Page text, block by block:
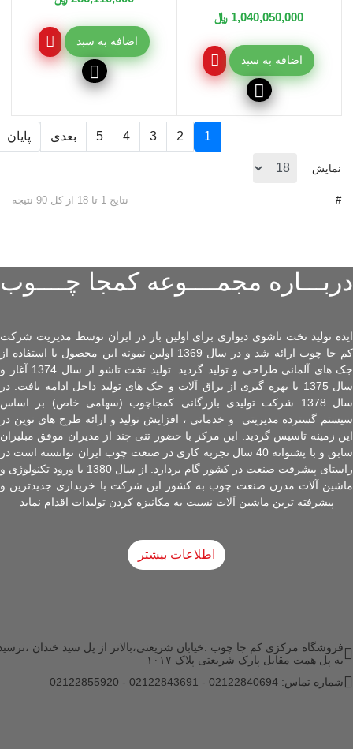
1,040,050,000 ﷼
اضافه به سبد
اضافه به سبد
نمایش
#
1
2
3
4
5 بعدی پایان
نتایج 1 تا 18 از کل 90 نتیجه
دربـــاره مجمــــوعه کمجا چــــوب
ایده تولید تخت تاشوی دیواری برای اولین بار در ایران توسط مدیریت شرکت
کم جا چوب ارائه شد و در سال 1369 اولین نمونه این محصول با استفاده از
جک های آلمانی طراحی و تولید گردید. تولید تخت تاشو از سال 1374 آغاز و
سال 1375 با بهره گیری از یراق آلات و جک های تولید داخل ادامه یافت. در
سال 1378 شرکت تولیدی بازرگانی کمجاچوب (سهامی خاص) بر اساس
سیستم گسترده مدیریتی و خدماتی ، افزایش تولید و ارائه طرح های نوین در
این زمینه تاسیس گردید. این مرکز با حضور تنی چند از مدیران موفق مبلیران
سابق و با پشتوانه 40 سال تجربه کاری در صنعت چوب ایران توانسته است در
راستای پیشرفت صنعت در کشور گام بردارد. از سال 1380 با ورود تکنولوژی و
ماشین آلات مدرن صنعت چوب به کشور این شرکت با خریداری جدیدترین و
پیشرفته ترین ماشین آلات نسبت به مکانیزه کردن تولیدات اقدام نماید
اطلاعات بیشتر
فروشگاه مرکزی کم جا چوب :خیابان شریعتی،بالاتر از پل سید خندان
به پل همت مقابل پارک شریعتی پلاک ۱۰۱۷
شماره تماس: 02122840694 - 02122843691 - 02122855920